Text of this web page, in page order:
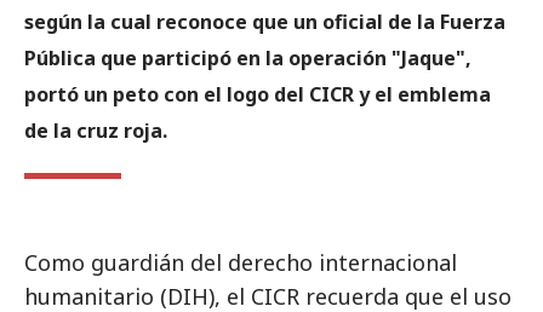
según la cual reconoce que un oficial de la Fuerza
Pública que participó en la operación "Jaque",
portó un peto con el logo del CICR y el emblema
de la cruz roja.
Como guardián del derecho internacional
humanitario (DIH), el CICR recuerda que el uso